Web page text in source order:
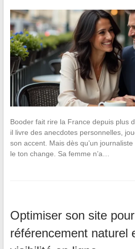
Booder fait rire la France depuis plus
il livre des anecdotes personnelles,
son accent. Mais dès qu’un
le ton change. Sa femme n’a…
Optimiser son site
référencement naturel